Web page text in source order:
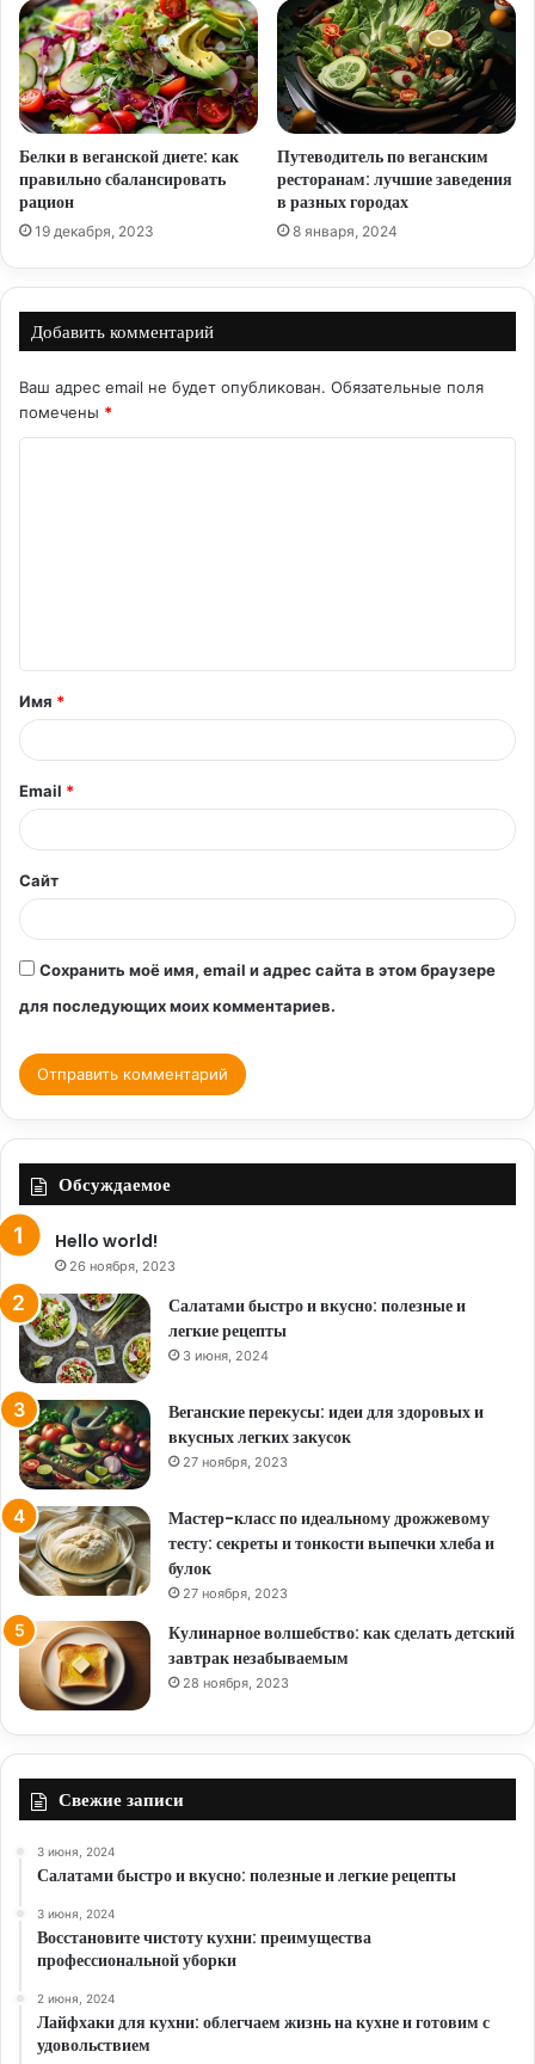
Белки в веганской диете: как
правильно сбалансировать
рацион
19 декабря, 2023
Путеводитель по веганским
ресторанам: лучшие заведения
в разных городах
8 января, 2024
Добавить комментарий
Ваш адрес email не будет опубликован. Обязательные поля
помечены *
т
а
й
*
Имя *
Email *
Сайт
Сохранить моё имя, email и адрес сайта в этом браузере
для последующих моих комментариев.
Обсуждаемое
Hello world!
26 ноября, 2023
Салатами быстро и вкусно: полезные и
легкие рецепты
3 июня, 2024
Веганские перекусы: идеи для здоровых и
вкусных легких закусок
27 ноября, 2023
Мастер-класс по идеальному дрожжевому
тесту: секреты и тонкости выпечки хлеба и
булок
27 ноября, 2023
Кулинарное волшебство: как сделать детский
завтрак незабываемым
28 ноября, 2023
Свежие записи
3 июня, 2024
Салатами быстро и вкусно: полезные и легкие рецепты
3 июня, 2024
Восстановите чистоту кухни: преимущества
профессиональной уборки
2 июня, 2024
Лайфхаки для кухни: облегчаем жизнь на кухне и готовим с
удовольствием